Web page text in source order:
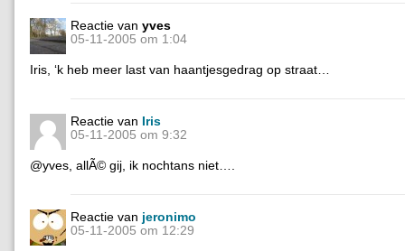
Reactie van yves
05-11-2005 om 1:04
Iris, ‘k heb meer last van haantjesgedrag op straat…
Reactie van Iris
05-11-2005 om 9:32
@yves, allÃ© gij, ik nochtans niet….
Reactie van jeronimo
05-11-2005 om 12:29